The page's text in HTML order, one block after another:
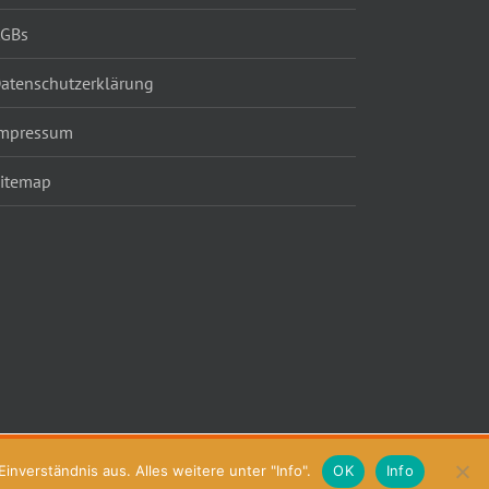
aus. Alles weitere unter "Info". OK Info